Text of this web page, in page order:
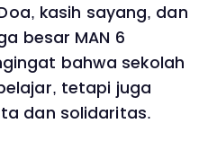
kasih sayang, dan
besar MAN 6
bahwa sekolah
tetapi juga
dan solidaritas.